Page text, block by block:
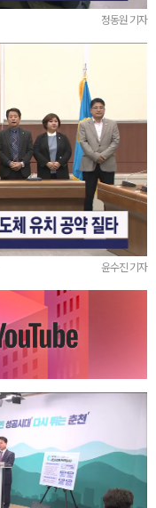
정동원 기자
윤수진 기자